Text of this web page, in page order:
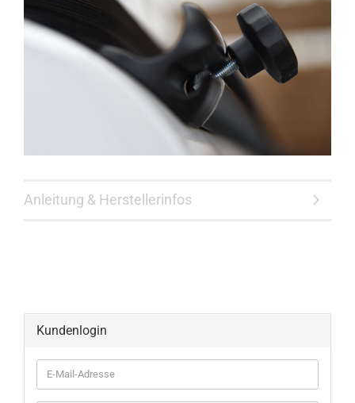
Anleitung & Herstellerinfos
Kundenlogin
E-
Mail-